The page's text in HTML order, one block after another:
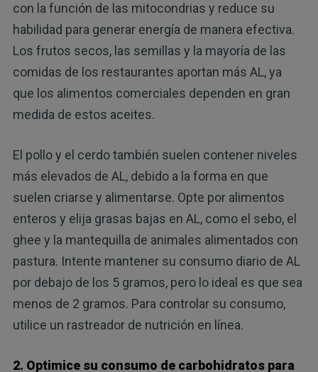
con la función de las mitocondrias y reduce su
habilidad para generar energía de manera efectiva.
Los frutos secos, las semillas y la mayoría de las
comidas de los restaurantes aportan más AL, ya
que los alimentos comerciales dependen en gran
medida de estos aceites.
El pollo y el cerdo también suelen contener niveles
más elevados de AL, debido a la forma en que
suelen criarse y alimentarse. Opte por alimentos
enteros y elija grasas bajas en AL, como el sebo, el
ghee y la mantequilla de animales alimentados con
pastura. Intente mantener su consumo diario de AL
por debajo de los 5 gramos, pero lo ideal es que sea
menos de 2 gramos. Para controlar su consumo,
utilice un rastreador de nutrición en línea.
2. Optimice su consumo de carbohidratos para